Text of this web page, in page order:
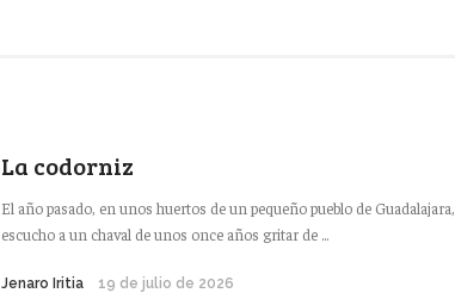
La codorniz
El año pasado, en unos huertos de un pequeño pueblo de Guadalajara,
escucho a un chaval de unos once años gritar de ...
Jenaro Iritia 19 de julio de 2026